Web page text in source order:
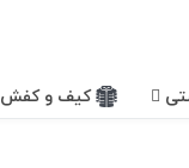
کیف و کفش